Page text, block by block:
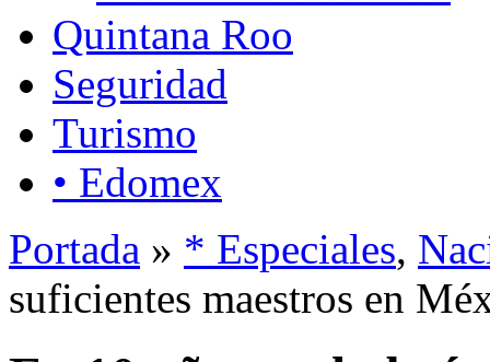
Quintana Roo
Seguridad
Turismo
• Edomex
Portada » * Especiales,
suficientes maestros en